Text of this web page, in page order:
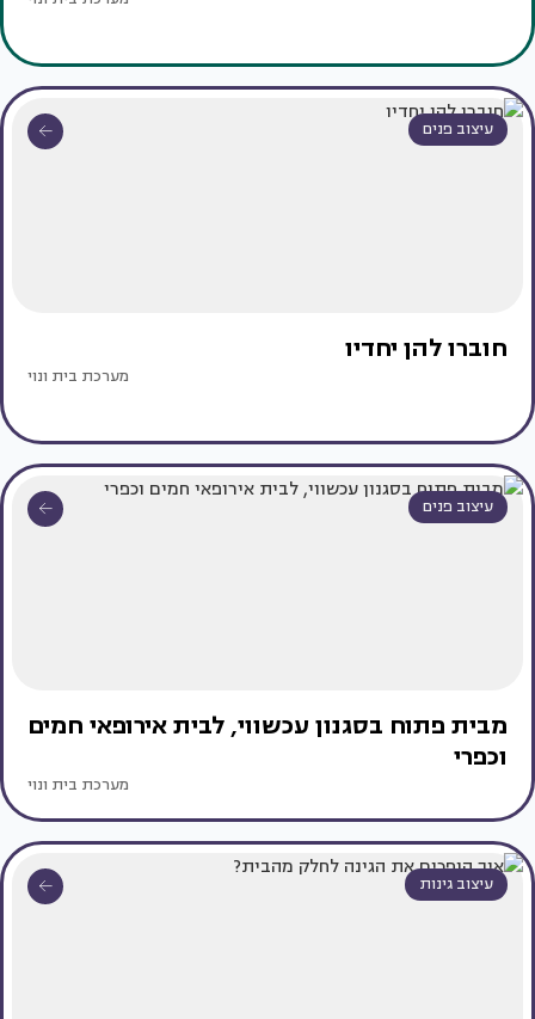
עיצוב פנים
חוברו להן יחדיו
מערכת בית ונוי
עיצוב פנים
מבית פתוח בסגנון עכשווי, לבית אירופאי חמים
וכפרי
מערכת בית ונוי
עיצוב גינות